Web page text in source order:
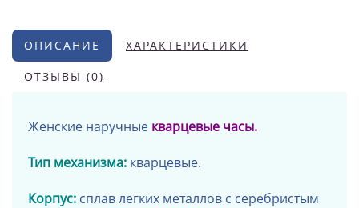
ОПИСАНИЕ ХАРАКТЕРИСТИКИ
ОТЗЫВЫ (0)
Женские наручные кварцевые часы.
Тип механизма: кварцевые.
Корпус: сплав легких металлов с серебристым